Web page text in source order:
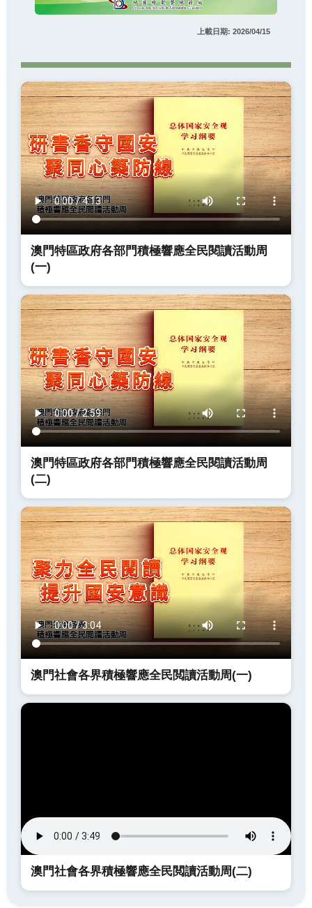
上載日期: 2026/04/15
澳門特區政府各部門積極響應全民閱讀活動周
(一)
澳門特區政府各部門積極響應全民閱讀活動周
(二)
澳門社會各界積極響應全民閲讀活動周(一)
澳門社會各界積極響應全民閲讀活動周(二)